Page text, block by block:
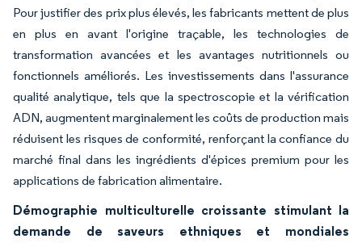
Pour justifier des prix plus élevés, les fabricants mettent de plus
en plus en avant l'origine traçable, les technologies de
transformation avancées et les avantages nutritionnels ou
fonctionnels améliorés. Les investissements dans l'assurance
qualité analytique, tels que la spectroscopie et la vérification
ADN, augmentent marginalement les coûts de production mais
réduisent les risques de conformité, renforçant la confiance du
marché final dans les ingrédients d'épices premium pour les
applications de fabrication alimentaire.
Démographie multiculturelle croissante stimulant la
demande de saveurs ethniques et mondiales